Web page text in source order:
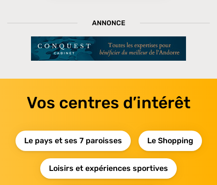
ANNONCE
Vos centres d’intérêt
Le pays et ses 7 paroisses Le Shopping
Loisirs et expériences sportives